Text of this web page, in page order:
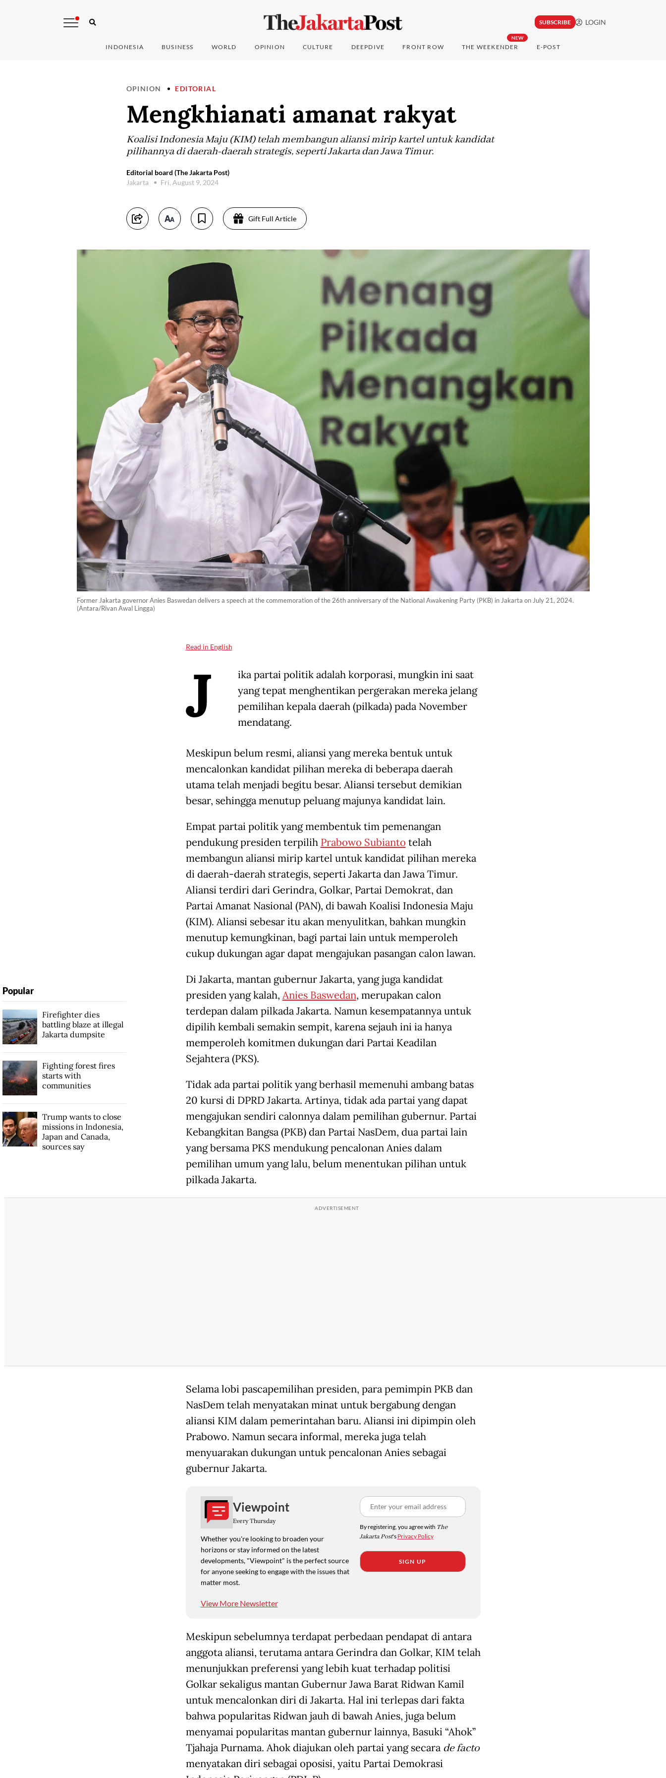
SUBSCRIBE LOGIN
INDONESIA BUSINESS WORLD OPINION CULTURE DEEPDIVE FRONT ROW
NEW
THE WEEKENDER E-POST
OPINION EDITORIAL
Mengkhianati amanat rakyat
Koalisi Indonesia Maju (KIM) telah membangun aliansi mirip kartel untuk kandidat
pilihannya di daerah-daerah strategis, seperti Jakarta dan Jawa Timur.
Editorial board (The Jakarta Post)
Jakarta
Fri, August 9, 2024
Gift Full Article
Former Jakarta governor Anies Baswedan delivers a speech at the commemoration of the 26th anniversary of the National Awakening Party (PKB) in Jakarta on July 21, 2024.
(Antara/Rivan Awal Lingga)
Read in English
J
ika partai politik adalah korporasi, mungkin ini saat
yang tepat menghentikan pergerakan mereka jelang
pemilihan kepala daerah (pilkada) pada November
mendatang.
Meskipun belum resmi, aliansi yang mereka bentuk untuk
mencalonkan kandidat pilihan mereka di beberapa daerah
utama telah menjadi begitu besar. Aliansi tersebut demikian
besar, sehingga menutup peluang majunya kandidat lain.
Empat partai politik yang membentuk tim pemenangan
pendukung presiden terpilih Prabowo Subianto telah
membangun aliansi mirip kartel untuk kandidat pilihan mereka
di daerah-daerah strategis, seperti Jakarta dan Jawa Timur.
Aliansi terdiri dari Gerindra, Golkar, Partai Demokrat, dan
Partai Amanat Nasional (PAN), di bawah Koalisi Indonesia Maju
(KIM). Aliansi sebesar itu akan menyulitkan, bahkan mungkin
menutup kemungkinan, bagi partai lain untuk memperoleh
cukup dukungan agar dapat mengajukan pasangan calon lawan.
Di Jakarta, mantan gubernur Jakarta, yang juga kandidat
presiden yang kalah, Anies Baswedan, merupakan calon
terdepan dalam pilkada Jakarta. Namun kesempatannya untuk
dipilih kembali semakin sempit, karena sejauh ini ia hanya
memperoleh komitmen dukungan dari Partai Keadilan
Sejahtera (PKS).
Tidak ada partai politik yang berhasil memenuhi ambang batas
20 kursi di DPRD Jakarta. Artinya, tidak ada partai yang dapat
mengajukan sendiri calonnya dalam pemilihan gubernur. Partai
Kebangkitan Bangsa (PKB) dan Partai NasDem, dua partai lain
yang bersama PKS mendukung pencalonan Anies dalam
pemilihan umum yang lalu, belum menentukan pilihan untuk
pilkada Jakarta.
Selama lobi pascapemilihan presiden, para pemimpin PKB dan
NasDem telah menyatakan minat untuk bergabung dengan
aliansi KIM dalam pemerintahan baru. Aliansi ini dipimpin oleh
Prabowo. Namun secara informal, mereka juga telah
menyuarakan dukungan untuk pencalonan Anies sebagai
gubernur Jakarta.
Viewpoint
Every Thursday
Whether you're looking to broaden your
horizons or stay informed on the latest
developments, "Viewpoint" is the perfect source
for anyone seeking to engage with the issues that
matter most.
View More Newsletter
By registering, you agree with The
Jakarta Post's Privacy Policy
SIGN UP
Meskipun sebelumnya terdapat perbedaan pendapat di antara
anggota aliansi, terutama antara Gerindra dan Golkar, KIM telah
menunjukkan preferensi yang lebih kuat terhadap politisi
Golkar sekaligus mantan Gubernur Jawa Barat Ridwan Kamil
untuk mencalonkan diri di Jakarta. Hal ini terlepas dari fakta
bahwa popularitas Ridwan jauh di bawah Anies, juga belum
menyamai popularitas mantan gubernur lainnya, Basuki “Ahok”
Tjahaja Purnama. Ahok diajukan oleh partai yang secara de facto
menyatakan diri sebagai oposisi, yaitu Partai Demokrasi
Popular
Firefighter dies
battling blaze at illegal
Jakarta dumpsite
Fighting forest fires
starts with
communities
Trump wants to close
missions in Indonesia,
Japan and Canada,
sources say